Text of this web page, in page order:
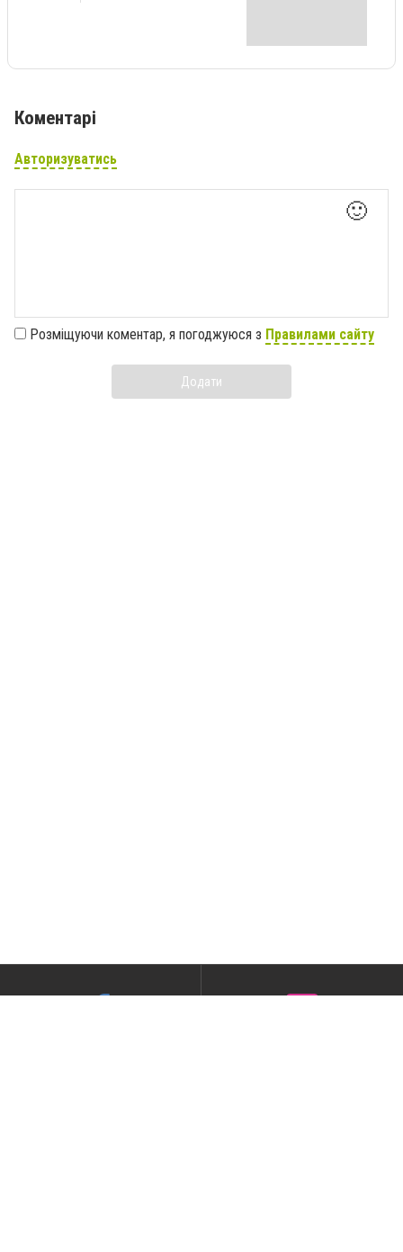
Коментарі
Авторизуватись
🙂
Розміщуючи коментар, я погоджуюся з Правилами сайту
Додати